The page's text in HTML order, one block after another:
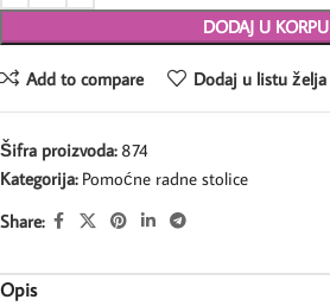
DODAJ U KORPU
Add to compare Dodaj u listu želja
Šifra proizvoda: 874
Kategorija: Pomoćne radne stolice
Share:
Opis